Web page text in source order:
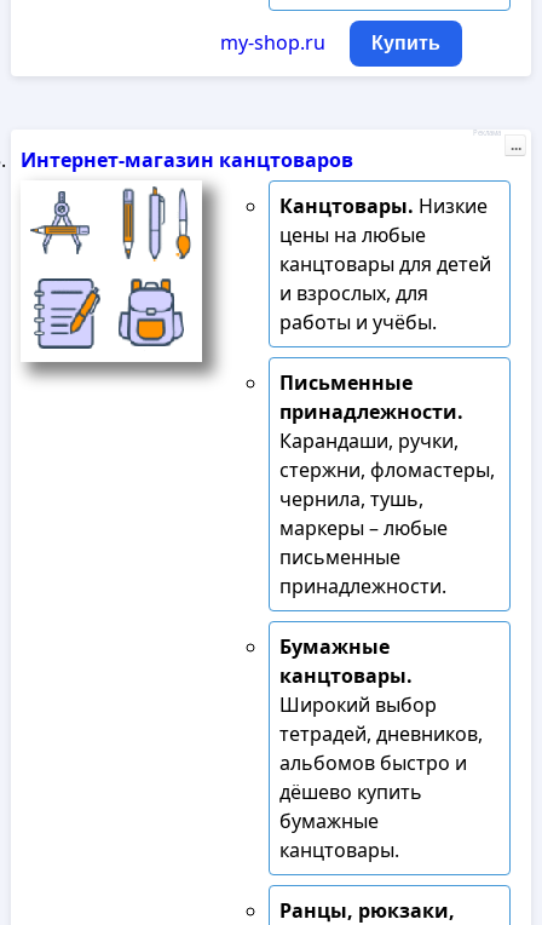
my-shop.ru Купить
Интернет-магазин канцтоваров
Канцтовары. Низкие
цены на любые
канцтовары для детей
и взрослых, для
работы и учёбы.
Письменные
принадлежности.
Карандаши, ручки,
стержни, фломастеры,
чернила, тушь,
маркеры – любые
письменные
принадлежности.
Бумажные
канцтовары.
Широкий выбор
тетрадей, дневников,
альбомов быстро и
дёшево купить
бумажные
канцтовары.
Ранцы, рюкзаки,
Реклама
...